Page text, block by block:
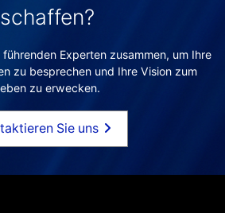
schaffen?
Experten zusammen, um Ihre
zu besprechen und Ihre Vision zum
zu erwecken.
Sie uns